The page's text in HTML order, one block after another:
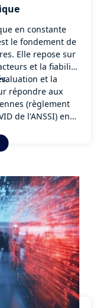
en constante
le fondement de
Elle repose sur
et la fiabilité
et la
répondre aux
(règlement
de l'ANSSI) en